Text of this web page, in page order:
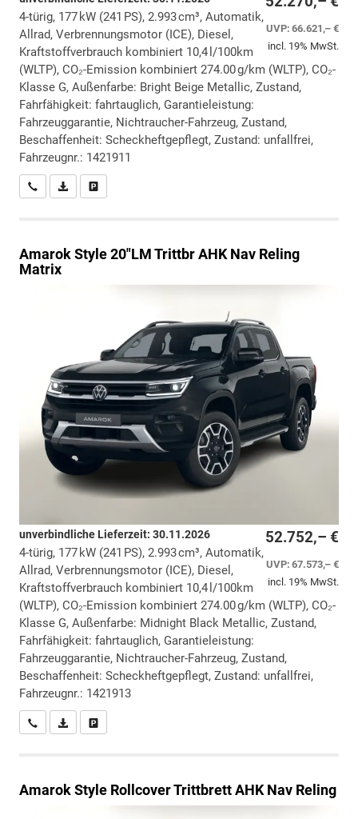
UVP:66.621,– €
incl. 19% MwSt.
4-türig, 177 kW (241 PS), 2.993 cm³, Automatik,
Allrad, Verbrennungsmotor (ICE), Diesel,
Kraftstoffverbrauch kombiniert 10,4 l/100km
(WLTP), CO₂-Emission kombiniert 274.00 g/km (WLTP), CO₂-
Klasse G, Außenfarbe: Bright Beige Metallic, Zustand,
Fahrfähigkeit: fahrtauglich, Garantieleistung:
Fahrzeuggarantie, Nichtraucher-Fahrzeug, Zustand,
Beschaffenheit: Scheckheftgepflegt, Zustand: unfallfrei,
Fahrzeugnr.: 1421911
Wir rufen Sie anPDF-Datei, Fahrzeugexposé drucken
AmarokStyle 20"LM Trittbr AHK Nav Reling
Matrix
52.752,– €
UVP:67.573,– €
incl. 19% MwSt.
unverbindliche Lieferzeit: 30.11.2026
4-türig, 177 kW (241 PS), 2.993 cm³, Automatik,
Allrad, Verbrennungsmotor (ICE), Diesel,
Kraftstoffverbrauch kombiniert 10,4 l/100km
(WLTP), CO₂-Emission kombiniert 274.00 g/km (WLTP), CO₂-
Klasse G, Außenfarbe: Midnight Black Metallic, Zustand,
Fahrfähigkeit: fahrtauglich, Garantieleistung:
Fahrzeuggarantie, Nichtraucher-Fahrzeug, Zustand,
Beschaffenheit: Scheckheftgepflegt, Zustand: unfallfrei,
Fahrzeugnr.: 1421913
Wir rufen Sie anPDF-Datei, Fahrzeugexposé drucken
AmarokStyle Rollcover Trittbrett AHK Nav Reling